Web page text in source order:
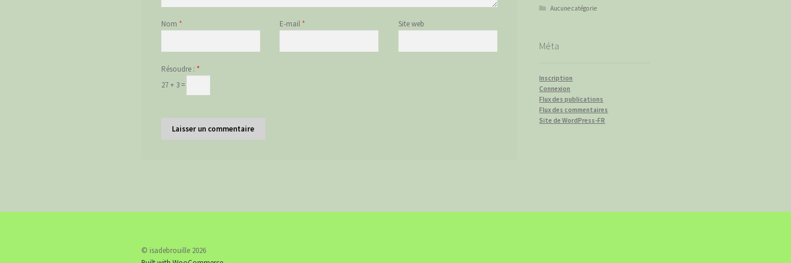
Nom * E-mail * Site web
Résoudre : *
27 + 3 =
Aucune catégorie
Méta
Inscription
Connexion
Flux des publications
Flux des commentaires
Site de WordPress-FR
© isadebrouille 2026